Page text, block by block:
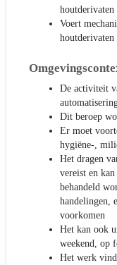
houtderivaten
Voert
houtderivaten
De activiteit
Dit beroep
Er moet
hygiëne-,
Het dragen
vereist en
behandeld
handelingen,
voorkomen
Het kan ook
weekend, op
Het werk